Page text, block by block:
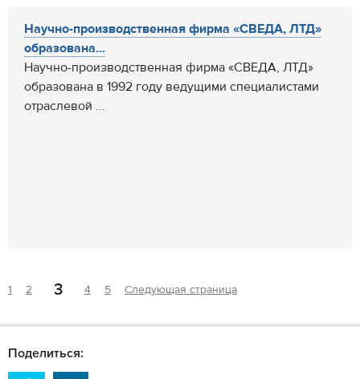
Научно-производственная фирма «СВЕДА, ЛТД»
образована...
Научно-производственная фирма «СВЕДА, ЛТД»
образована в 1992 году ведущими специалистами
отраслевой ...
1 2 3 4 5 Следующая страница
Поделиться: